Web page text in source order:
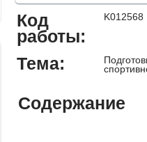
Код
работы:
K012568
Тема:
Содержание